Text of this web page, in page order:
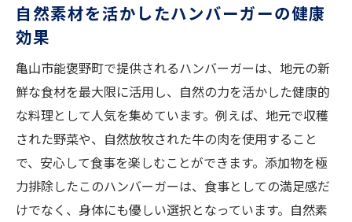
自然素材を活かしたハンバーガーの健康
効果
亀山市能褒野町で提供されるハンバーガーは、地元の新
鮮な食材を最大限に活用し、自然の力を活かした健康的
な料理として人気を集めています。例えば、地元で収穫
された野菜や、自然放牧された牛の肉を使用すること
で、安心して食事を楽しむことができます。添加物を極
力排除したこのハンバーガーは、食事としての満足感だ
けでなく、身体にも優しい選択となっています。自然素